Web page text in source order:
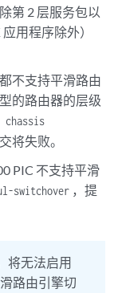
第 2 层服务包以
用程序除外）
不支持平滑路由
的路由器的层级
将失败。
PIC 不支持平滑
switchover ，提
将无法启用
路由引擎切